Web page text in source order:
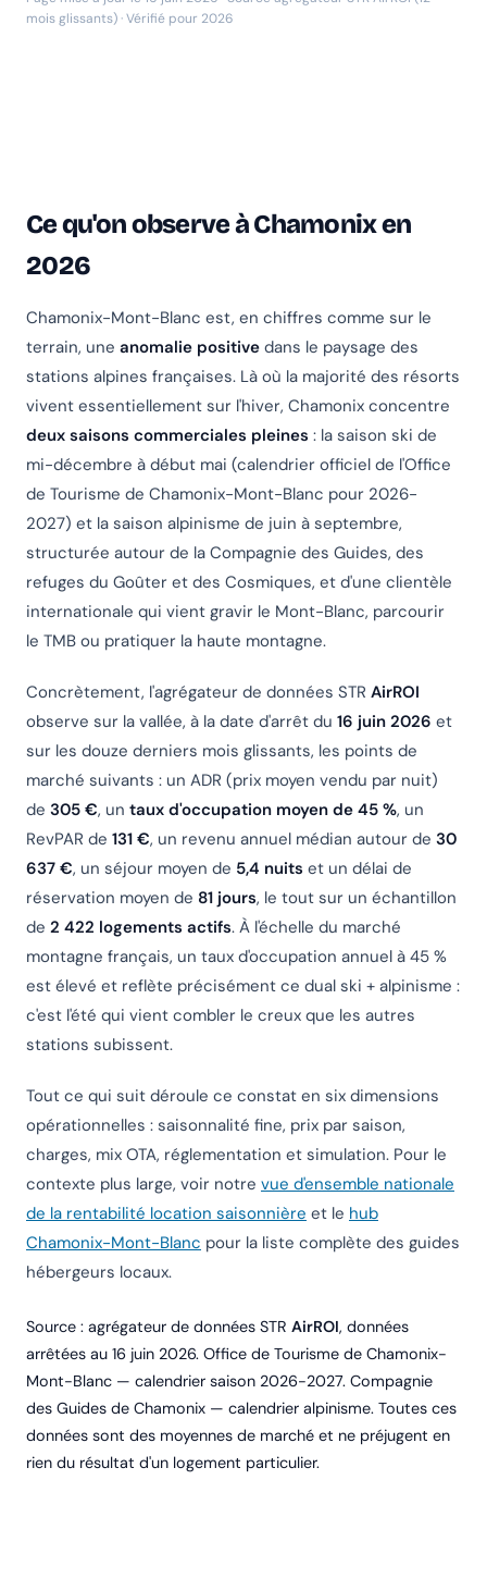
mois glissants) · Vérifié pour 2026
Ce qu'on observe à Chamonix en
2026
Chamonix-Mont-Blanc est, en chiffres comme sur le
terrain, une anomalie positive dans le paysage des
stations alpines françaises. Là où la majorité des résorts
vivent essentiellement sur l'hiver, Chamonix concentre
deux saisons commerciales pleines : la saison ski de
mi-décembre à début mai (calendrier officiel de l'Office
de Tourisme de Chamonix-Mont-Blanc pour 2026-
2027) et la saison alpinisme de juin à septembre,
structurée autour de la Compagnie des Guides, des
refuges du Goûter et des Cosmiques, et d'une clientèle
internationale qui vient gravir le Mont-Blanc, parcourir
le TMB ou pratiquer la haute montagne.
Concrètement, l'agrégateur de données STR AirROI
observe sur la vallée, à la date d'arrêt du 16 juin 2026 et
sur les douze derniers mois glissants, les points de
marché suivants : un ADR (prix moyen vendu par nuit)
de 305 €, un taux d'occupation moyen de 45 %, un
RevPAR de 131 €, un revenu annuel médian autour de 30
637 €, un séjour moyen de 5,4 nuits et un délai de
réservation moyen de 81 jours, le tout sur un échantillon
de 2 422 logements actifs. À l'échelle du marché
montagne français, un taux d'occupation annuel à 45 %
est élevé et reflète précisément ce dual ski + alpinisme :
c'est l'été qui vient combler le creux que les autres
stations subissent.
Tout ce qui suit déroule ce constat en six dimensions
opérationnelles : saisonnalité fine, prix par saison,
charges, mix OTA, réglementation et simulation. Pour le
contexte plus large, voir notre vue d'ensemble nationale
de la rentabilité location saisonnière et le hub
Chamonix-Mont-Blanc pour la liste complète des guides
hébergeurs locaux.
Source : agrégateur de données STR AirROI, données
arrêtées au 16 juin 2026. Office de Tourisme de Chamonix-
Mont-Blanc — calendrier saison 2026-2027. Compagnie
des Guides de Chamonix — calendrier alpinisme. Toutes ces
données sont des moyennes de marché et ne préjugent en
rien du résultat d'un logement particulier.